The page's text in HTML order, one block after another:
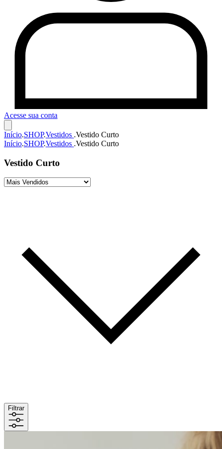
Acesse sua conta
Início.SHOP.Vestidos .Vestido Curto
Início.SHOP.Vestidos .Vestido Curto
Vestido Curto
Filtrar